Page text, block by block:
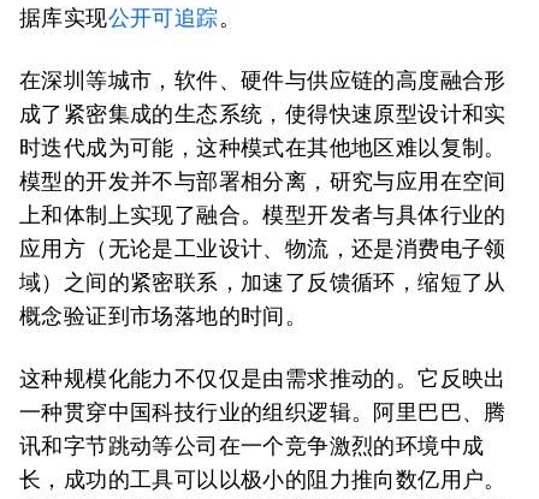
据库实现公开可追踪。
在深圳等城市，软件、硬件与供应链的高度融合形
成了紧密集成的生态系统，使得快速原型设计和实
时迭代成为可能，这种模式在其他地区难以复制。
模型的开发并不与部署相分离，研究与应用在空间
上和体制上实现了融合。模型开发者与具体行业的
应用方（无论是工业设计、物流，还是消费电子领
域）之间的紧密联系，加速了反馈循环，缩短了从
概念验证到市场落地的时间。
这种规模化能力不仅仅是由需求推动的。它反映出
一种贯穿中国科技行业的组织逻辑。阿里巴巴、腾
讯和字节跳动等公司在一个竞争激烈的环境中成
长，成功的工具可以以极小的阻力推向数亿用户。